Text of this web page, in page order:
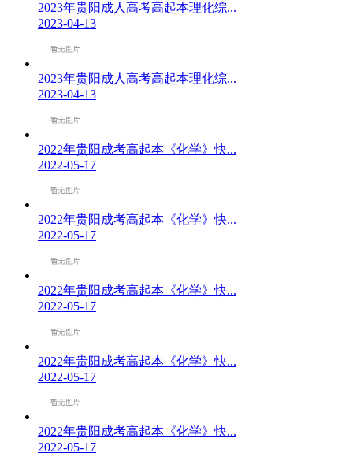
2023年贵阳成人高考高起本理化综...
2023-04-13
2023年贵阳成人高考高起本理化综...
2023-04-13
2022年贵阳成考高起本《化学》快...
2022-05-17
2022年贵阳成考高起本《化学》快...
2022-05-17
2022年贵阳成考高起本《化学》快...
2022-05-17
2022年贵阳成考高起本《化学》快...
2022-05-17
2022年贵阳成考高起本《化学》快...
2022-05-17